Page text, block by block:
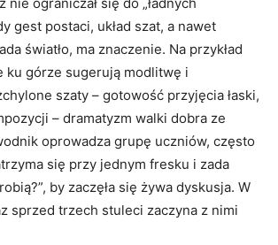
gest postaci, układ szat, a nawet
światło, ma znaczenie. Na przykład
ku górze sugerują modlitwę i
szaty – gotowość przyjęcia łaski,
– dramatyzm walki dobra ze
oprowadza grupę uczniów, często
się przy jednym fresku i zada
by zaczęła się żywa dyskusja. W
sprzed trzech stuleci zaczyna z nimi